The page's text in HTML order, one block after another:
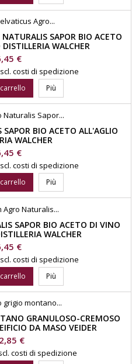
SAPOR BIO ACETO
WALCHER
€
costi di spedizione
Più
BIO ACETO ALL'AGLIO
WALCHER
€
costi di spedizione
Più
SAPOR BIO ACETO DI VINO
WALCHER
€
costi di spedizione
Più
GRANULOSO-CREMOSO
DA MASO VEIDER
€
costi di spedizione